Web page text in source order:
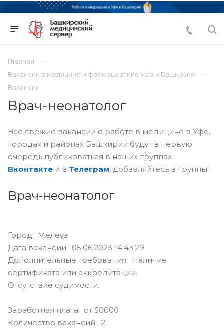
Главная
Вакансии в медицине и фармацевтике Уфа и Башкирия
Вакансии
Врач-неонатолог
Все свежие вакансии о работе в медицине в Уфе,
городах и районах Башкирии будут в первую
очередь публиковаться в наших группах
Вконтакте и в Телеграм, добавляйтесь в группы!
Врач-неонатолог
Город: Мелеуз
Дата вакансии: 05.06.2023 14:43:29
Дополнительные требования: Наличие
сертификата или аккредитации.
Отсутствие судимости.
Заработная плата: от 50000
Количество вакансий: 2